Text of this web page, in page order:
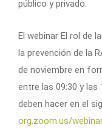
público y privado.
El webinar El rol de
la prevención de la
de noviembre en
entre las 09:30 y las
deben hacer en el
org.zoom.us/